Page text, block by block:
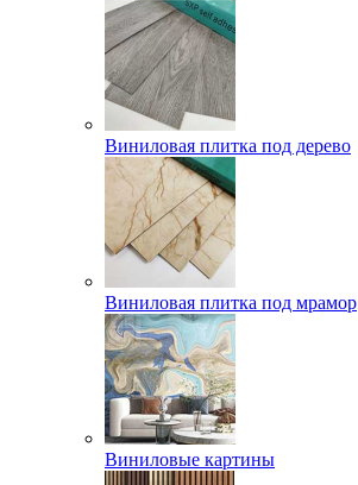
Виниловая плитка под дерево
Виниловая плитка под мрамор
Виниловые картины